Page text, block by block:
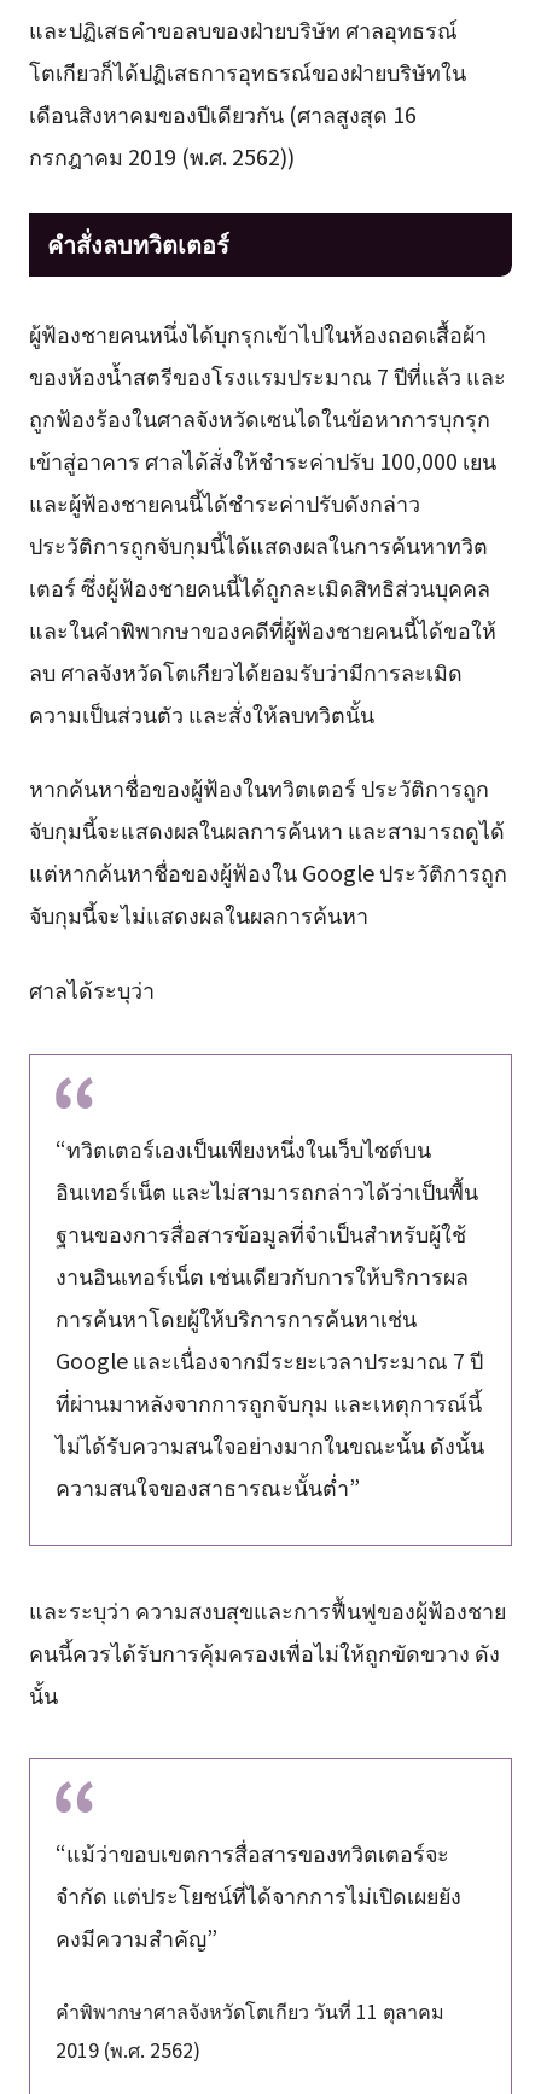
และปฏิเสธคำขอลบของฝ่ายบริษัท ศาลอุทธรณ์
โตเกียวก็ได้ปฏิเสธการอุทธรณ์ของฝ่ายบริษัทใน
เดือนสิงหาคมของปีเดียวกัน (ศาลสูงสุด 16
กรกฎาคม 2019 (พ.ศ. 2562))
คำสั่งลบทวิตเตอร์
ผู้ฟ้องชายคนหนึ่งได้บุกรุกเข้าไปในห้องถอดเสื้อผ้า
ของห้องน้ำสตรีของโรงแรมประมาณ 7 ปีที่แล้ว และ
ถูกฟ้องร้องในศาลจังหวัดเซนไดในข้อหาการบุกรุก
เข้าสู่อาคาร ศาลได้สั่งให้ชำระค่าปรับ 100,000 เยน
และผู้ฟ้องชายคนนี้ได้ชำระค่าปรับดังกล่าว
ประวัติการถูกจับกุมนี้ได้แสดงผลในการค้นหาทวิต
เตอร์ ซึ่งผู้ฟ้องชายคนนี้ได้ถูกละเมิดสิทธิส่วนบุคคล
และในคำพิพากษาของคดีที่ผู้ฟ้องชายคนนี้ได้ขอให้
ลบ ศาลจังหวัดโตเกียวได้ยอมรับว่ามีการละเมิด
ความเป็นส่วนตัว และสั่งให้ลบทวิตนั้น
หากค้นหาชื่อของผู้ฟ้องในทวิตเตอร์ ประวัติการถูก
จับกุมนี้จะแสดงผลในผลการค้นหา และสามารถดูได้
แต่หากค้นหาชื่อของผู้ฟ้องใน Google ประวัติการถูก
จับกุมนี้จะไม่แสดงผลในผลการค้นหา
ศาลได้ระบุว่า
“ทวิตเตอร์เองเป็นเพียงหนึ่งในเว็บไซต์บน
อินเทอร์เน็ต และไม่สามารถกล่าวได้ว่าเป็นพื้น
ฐานของการสื่อสารข้อมูลที่จำเป็นสำหรับผู้ใช้
งานอินเทอร์เน็ต เช่นเดียวกับการให้บริการผล
การค้นหาโดยผู้ให้บริการการค้นหาเช่น
Google และเนื่องจากมีระยะเวลาประมาณ 7 ปี
ที่ผ่านมาหลังจากการถูกจับกุม และเหตุการณ์นี้
ไม่ได้รับความสนใจอย่างมากในขณะนั้น ดังนั้น
ความสนใจของสาธารณะนั้นต่ำ”
และระบุว่า ความสงบสุขและการฟื้นฟูของผู้ฟ้องชาย
คนนี้ควรได้รับการคุ้มครองเพื่อไม่ให้ถูกขัดขวาง ดัง
นั้น
“แม้ว่าขอบเขตการสื่อสารของทวิตเตอร์จะ
จำกัด แต่ประโยชน์ที่ได้จากการไม่เปิดเผยยัง
คงมีความสำคัญ”
คำพิพากษาศาลจังหวัดโตเกียว วันที่ 11 ตุลาคม
2019 (พ.ศ. 2562)